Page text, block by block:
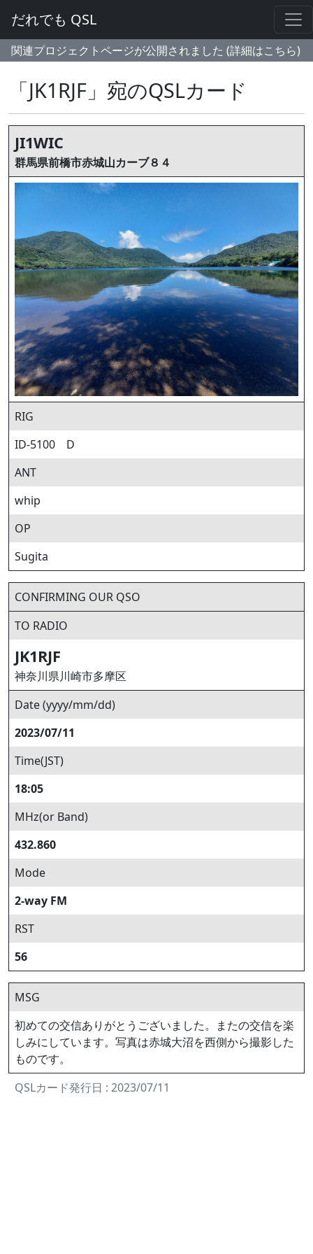
だれでも QSL
関連プロジェクトページが公開されました (詳細はこちら)
「JK1RJF」宛のQSLカード
JI1WIC
群馬県前橋市赤城山カーブ８４
RIG
ID-5100 D
ANT
whip
OP
Sugita
CONFIRMING OUR QSO
TO RADIO
JK1RJF
神奈川県川崎市多摩区
Date (yyyy/mm/dd)
2023/07/11
Time(JST)
18:05
MHz(or Band)
432.860
Mode
2-way FM
RST
56
MSG
初めての交信ありがとうございました。またの交信を楽
しみにしています。写真は赤城大沼を西側から撮影した
ものです。
QSLカード発行日 : 2023/07/11